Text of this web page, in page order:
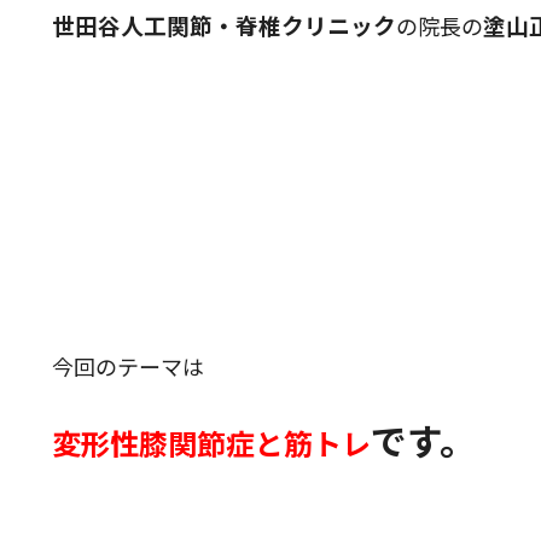
世田谷人工関節・脊椎クリニックの院長の塗山
今回のテーマは
変形性膝関節症と筋トレです。